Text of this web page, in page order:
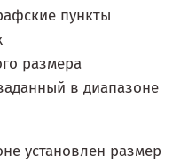
пункты
размера
в диапазоне
установлен размер